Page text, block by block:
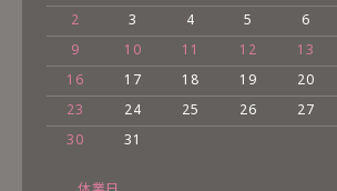
2
3 4 5 6
9
10 11 12 13
16
17 18 19 20
23
24 25 26 27
30
31
休業日